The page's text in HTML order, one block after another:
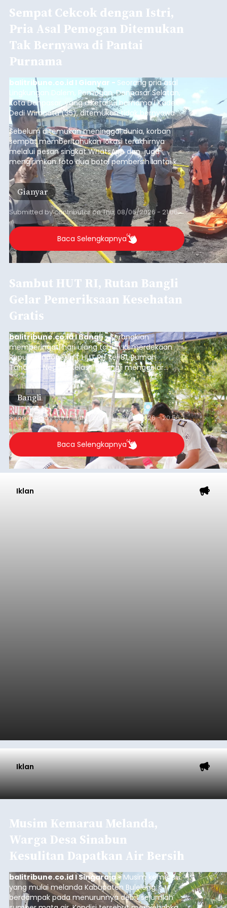
Sempat Cekcok dengan Istri,
Pria Asal Pemogan Ditemukan
Tak Bernyawa di Pantai
Purnama
balitribune.co.id I Gianyar - Seorang pria asal
Lingkungan Dalem, Pemogan, Denpasar Selatan,
Kota Denpasar, yang diketahui bernama I Kadek
Dedi Wiranata (35), ditemukan tidak bernyawa di
pesisir Pantai Purnama, Sukawati.
Sebelum ditemukan meninggal dunia, korban
sempat memberitahukan lokasi terakhirnya
melalui pesan singkat WhatsApp dan juga
mengirimkan foto dua botol pembersih lantai ke
istrinya.
Gianyar
Submitted bycontributoronThu, 08/06/2026 - 21:06
Baca Selengkapnya
Sambut HUT RI, Rutan Bangli
Gelar Pemeriksaan Kesehatan
Gratis
balitribune.co.id I Bangli -Serangkian
memperingati hari ulang tahun Kemerdekaan
Republik Indonesia ( HUT RI) ke-81, Rumah
Tahanan Negara Kelas II B Bangli menggelar
kegiatan pemeriksaan kesehatan gratis, Rabu
(6/8/2026).
Bangli
Submitted bycontributor Thu, 08/06/2026 - 20:56
Baca Selengkapnya
Iklan
Iklan
Musim Kemarau Melanda,
Warga Desa Sinabun
Kesulitan Dapatkan Air Bersih
balitribune.co.id I Singaraja -Musim kemarau
yang mulai melanda Kabupaten Buleleng
berdampak pada menurunnya debit sejumlah